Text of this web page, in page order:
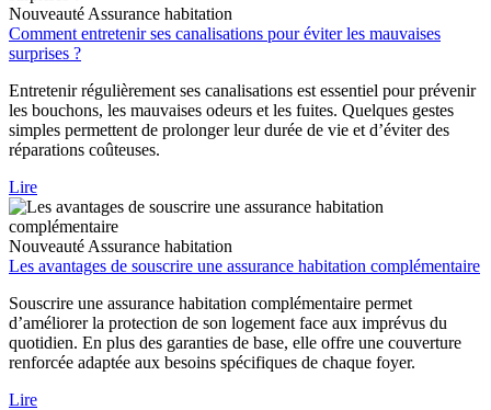
Nouveauté Assurance habitation
Comment entretenir ses canalisations pour éviter les mauvaises
surprises ?
Entretenir régulièrement ses canalisations est essentiel pour prévenir
les bouchons, les mauvaises odeurs et les fuites. Quelques gestes
simples permettent de prolonger leur durée de vie et d’éviter des
réparations coûteuses.
Lire
Nouveauté Assurance habitation
Les avantages de souscrire une assurance habitation complémentaire
Souscrire une assurance habitation complémentaire permet
d’améliorer la protection de son logement face aux imprévus du
quotidien. En plus des garanties de base, elle offre une couverture
renforcée adaptée aux besoins spécifiques de chaque foyer.
Lire